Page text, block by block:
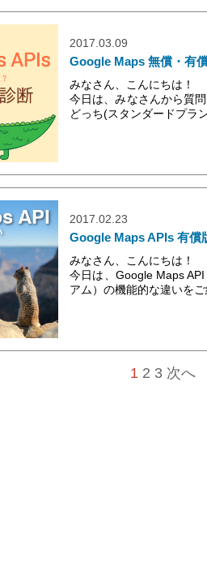
2017.03.09
Google Maps 無償・有
みなさん、こんにちは！
今日は、みなさんから質
どっち(スタンダードプラ
2017.02.23
Google Maps APIs 有償
みなさん、こんにちは！
今日は、Google Maps
アム）の機能的な違いを
1 2 3 次へ